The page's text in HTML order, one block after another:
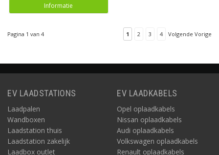
Informatie
Pagina 1 van 4 1 2 3 4 Volgende Vorige
EV LAADSTATIONS
Laadpalen
Wandboxen
Laadstation thuis
Laadstation zakelijk
Laadbox outlet
EV LAADKABELS
Opel oplaadkabels
Nissan oplaadkabels
Audi oplaadkabels
Volkswagen oplaadkabels
Renault oplaadkabels